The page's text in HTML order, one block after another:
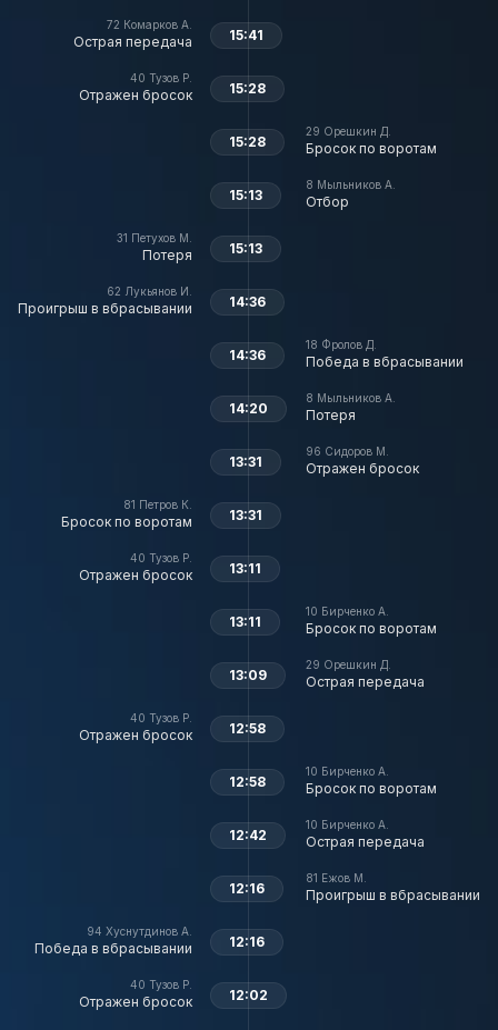
72 Комарков А.
Острая передача 15:41
40 Тузов Р.
Отражен бросок 15:28
29 Орешкин Д.
Бросок по воротам
15:28
8 Мыльников А.
Отбор
15:13
31 Петухов М.
Потеря 15:13
62 Лукьянов И.
Проигрыш в вбрасывании 14:36
18 Фролов Д.
Победа в вбрасывании
14:36
8 Мыльников А.
Потеря
14:20
96 Сидоров М.
Отражен бросок
13:31
81 Петров К.
Бросок по воротам 13:31
40 Тузов Р.
Отражен бросок 13:11
10 Бирченко А.
Бросок по воротам
13:11
29 Орешкин Д.
Острая передача
13:09
40 Тузов Р.
Отражен бросок 12:58
10 Бирченко А.
Бросок по воротам
12:58
10 Бирченко А.
Острая передача
12:42
81 Ежов М.
Проигрыш в вбрасывании
12:16
94 Хуснутдинов А.
Победа в вбрасывании 12:16
40 Тузов Р.
Отражен бросок 12:02